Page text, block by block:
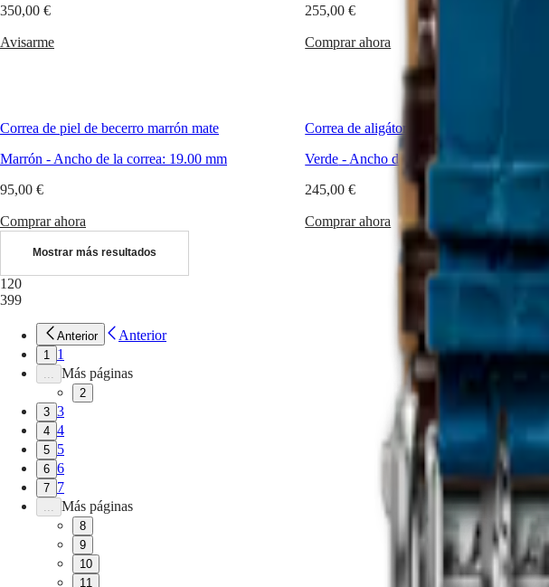
SPIRIT
PILOT
LONGINES
SPIRIT
Elegance
DOLCEVITA
LONGINES
PRIMALUNA
CLASSIC
EVIDENZA
Heritage
LONGINES
LEGEND
區
India
特
别
政
Malaysia
Singapore
區
ไทย
Europa
Österreich
Belgique
(Fr)
België
( Nl )
Denmark
Finland
France
Deutschland
Greece
)
350,00 €
Avisarme
255,00 €
Comprar ahora
Correa de piel de becerro marrón mate
Marrón - Ancho de la correa: 19.00 mm
95,00 €
Comprar ahora
Correa de aligátor verde semimate
Verde - Ancho de la correa: 16.00 mm
245,00 €
Comprar ahora
Mostrar más resultados
120
399
Anterior Anterior
1 1
Más páginas
2
3 3
4 4
5 5
6 6
7 7
Más páginas
8
9
10
11